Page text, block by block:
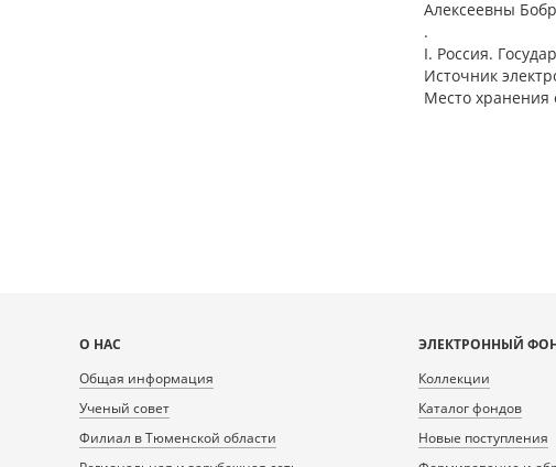
Алексеевны
.
I. Россия.
Источник
Место хранения
Карта
сайта
О НАС
Общая информация
Ученый совет
Филиал в Тюменской области
ЭЛЕКТРОННЫЙ
Коллекции
Каталог фондов
Новые поступления